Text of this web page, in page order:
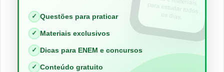
✓ Questões para praticar
✓ Materiais exclusivos
✓ Dicas para ENEM e concursos
✓ Conteúdo gratuito
os dias.